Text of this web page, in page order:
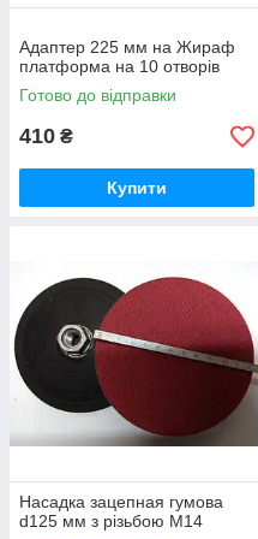
Адаптер 225 мм на Жираф
платформа на 10 отворів
Готово до відправки
410 ₴
Купити
Насадка зацепная гумова
d125 мм з різьбою М14